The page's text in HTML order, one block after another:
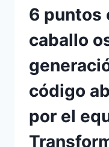
6 puntos
caballo
código
por el